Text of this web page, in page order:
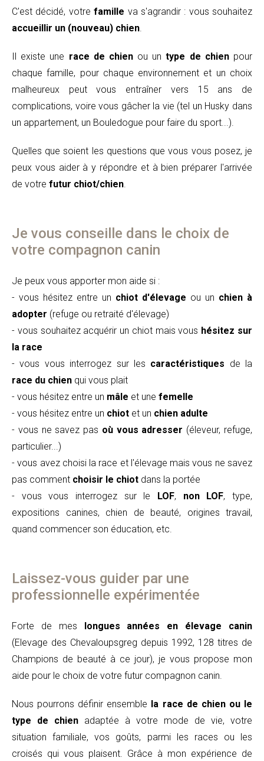
C'est décidé, votrefamille va s'agrandir : vous souhaitez
accueillir un (nouveau) chien
Il existe une race de chienou untype de chienpour
chaque famille, pour chaque environnement et un choix
malheureux peut vous entraîner vers 15 ans de
complications, voire vous gâcher la vie (tel un Husky dans
un appartement, un Bouledogue pour faire du sport...).
Quelles que soient les questions que vous vous posez, je
peux vous aider à y répondre et à bien préparer l'arrivée
de votre futur chiot/chien
Je vous conseille dans le choix de
votre compagnon canin
Je peux vous apporter mon aide si :
- vous hésitez entre un chiot d'élevage ou un chien à
adopter (refuge ou retraité d'élevage)
- vous souhaitez acquérir un chiot mais vous hésitez sur
la race
- vous vous interrogez sur les caractéristiques de la
race du chien qui vous plait
- vous hésitez entre un mâle et une femelle
- vous hésitez entre un chiot et un chien adulte
- vous ne savez pas où vous adresser (éleveur, refuge,
particulier...)
- vous avez choisi la race et l'élevage mais vous ne savez
pas comment choisir le chiot dans la portée
- vous vous interrogez sur le LOF, non LOF, type,
expositions canines, chien de beauté, origines travail,
quand commencer son éducation, etc.
Laissez-vous guider par une
professionnelle expérimentée
Forte de mes longues années en élevage canin
(Elevage des Chevaloupsgreg depuis 1992, 128 titres de
Champions de beauté à ce jour), je vous propose mon
aide pour le choix de votre futur compagnon canin.
Nous pourrons définir ensemble la race de chien ou le
type de chien adaptée à votre mode de vie, votre
situation familiale, vos goûts, parmi les races ou les
croisés qui vous plaisent. Grâce à mon expérience de